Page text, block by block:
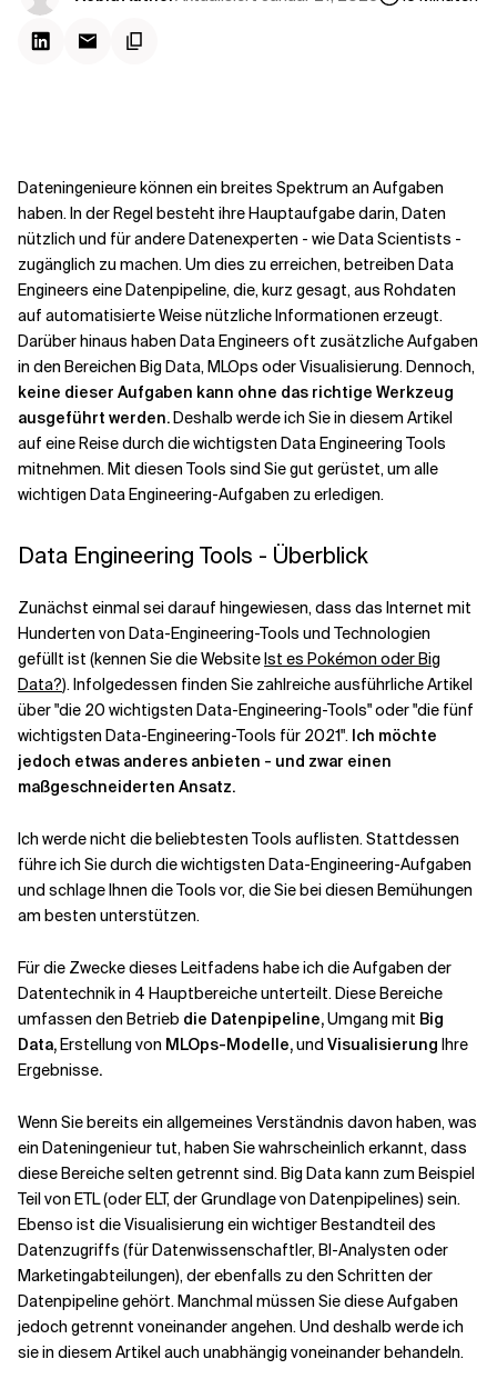
Verwandte Themen
Dateningenieure können ein breites Spektrum an Aufgaben
haben. In der Regel besteht ihre Hauptaufgabe darin, Daten
nützlich und für andere Datenexperten - wie Data Scientists -
zugänglich zu machen. Um dies zu erreichen, betreiben Data
Engineers eine Datenpipeline, die, kurz gesagt, aus Rohdaten
auf automatisierte Weise nützliche Informationen erzeugt.
Darüber hinaus haben Data Engineers oft zusätzliche Aufgaben
in den Bereichen Big Data, MLOps oder Visualisierung. Dennoch,
keine dieser Aufgaben kann ohne das richtige Werkzeug
ausgeführt werden.Deshalb werde ich Sie in diesem Artikel
auf eine Reise durch die wichtigsten Data Engineering Tools
mitnehmen. Mit diesen Tools sind Sie gut gerüstet, um alle
wichtigen Data Engineering-Aufgaben zu erledigen.
Data Engineering Tools - Überblick
Zunächst einmal sei darauf hingewiesen, dass das Internet mit
Hunderten von Data-Engineering-Tools und Technologien
gefüllt ist (kennen Sie die WebsiteIst es Pokémon oder Big
Data?). Infolgedessen finden Sie zahlreiche ausführliche Artikel
über "die 20 wichtigsten Data-Engineering-Tools" oder "die fünf
wichtigsten Data-Engineering-Tools für 2021". Ich möchte
jedoch etwas anderes anbieten - und zwar einen
maßgeschneiderten Ansatz.
Ich werde nicht die beliebtesten Tools auflisten. Stattdessen
führe ich Sie durch die wichtigsten Data-Engineering-Aufgaben
und schlage Ihnen die Tools vor, die Sie bei diesen Bemühungen
am besten unterstützen.
Für die Zwecke dieses Leitfadens habe ich die Aufgaben der
Datentechnik in 4 Hauptbereiche unterteilt. Diese Bereiche
umfassen den Betrieb die Datenpipeline,Umgang mit Big
Data,Erstellung von MLOps-Modelle,und Visualisierung Ihre
Ergebnisse.
Wenn Sie bereits ein allgemeines Verständnis davon haben, was
ein Dateningenieur tut, haben Sie wahrscheinlich erkannt, dass
diese Bereiche selten getrennt sind. Big Data kann zum Beispiel
Teil von ETL (oder ELT, der Grundlage von Datenpipelines) sein.
Ebenso ist die Visualisierung ein wichtiger Bestandteil des
Datenzugriffs (für Datenwissenschaftler, BI-Analysten oder
Marketingabteilungen), der ebenfalls zu den Schritten der
Datenpipeline gehört. Manchmal müssen Sie diese Aufgaben
jedoch getrennt voneinander angehen. Und deshalb werde ich
sie in diesem Artikel auch unabhängig voneinander behandeln.